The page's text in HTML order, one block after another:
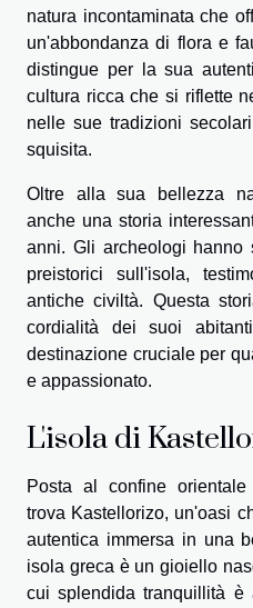
natura incontaminata che
un'abbondanza di flora e
distingue per la sua
cultura ricca che si riflette
nelle sue tradizioni
squisita.
Oltre alla sua bellezza
anche una storia
anni. Gli archeologi hanno
preistorici sull'isola,
antiche civiltà. Questa
cordialità dei suoi
destinazione cruciale per
e appassionato.
L'isola di
Posta al confine
trova Kastellorizo, un'oasi
autentica immersa in una
isola greca è un gioiello
cui splendida tranquillità è